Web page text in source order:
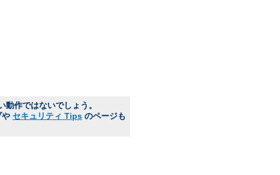
作ではないでしょう。
や セキュリティ Tips のページも